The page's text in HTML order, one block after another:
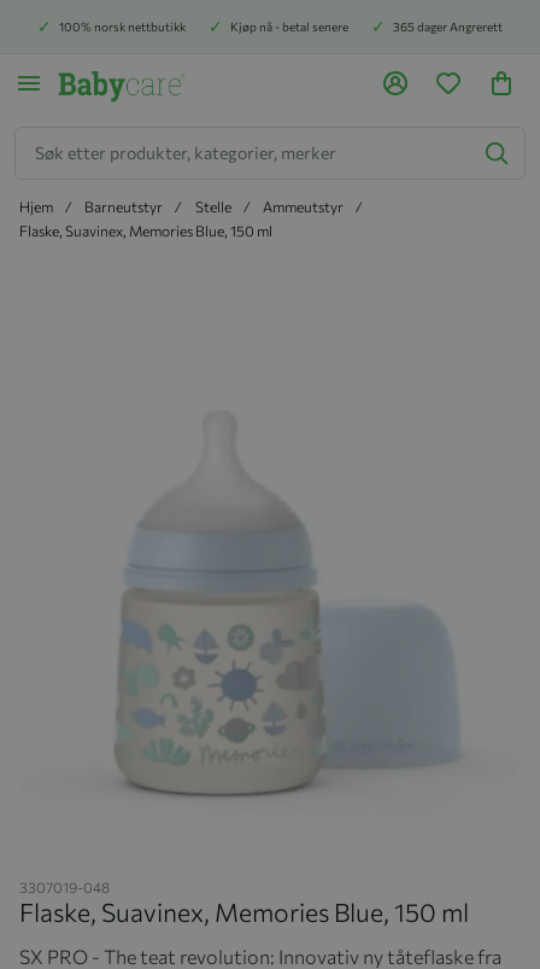
100% norsk nettbutikk Kjøp nå - betal senere 365 dager Angrerett
Hjem Barneutstyr Stelle
Ammeutstyr
Flaske, Suavinex, Memories Blue, 150 ml
3307019-048
Flaske, Suavinex, Memories Blue, 150 ml
SX PRO - The teat revolution: Innovativ ny tåteflaske fra